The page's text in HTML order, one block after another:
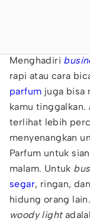
Menghadiri
rapi atau cara
parfum juga bisa
kamu tinggalkan.
terlihat lebih
menyenangkan
Parfum untuk
malam. Untuk
segar, ringan, dan
hidung orang lain.
woody light